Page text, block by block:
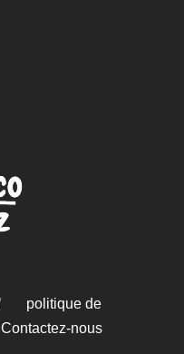
politique de
Contactez-nous